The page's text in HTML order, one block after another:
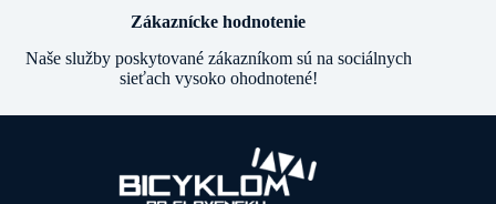
Zákaznícke hodnotenie
Naše služby poskytované zákazníkom sú na sociálnych
sieťach vysoko ohodnotené!